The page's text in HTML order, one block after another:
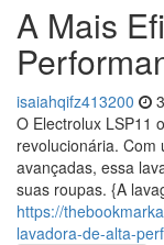
A Mais
isaiahqifz413200
O Electrolux LSP11
revolucionária.
avançadas, essa
suas roupas. {A
https://
lavadora-de-alta-